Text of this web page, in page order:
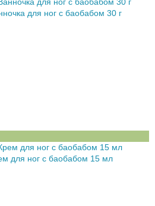
для ног с баобабом 30 г
для ног с баобабом 15 мл